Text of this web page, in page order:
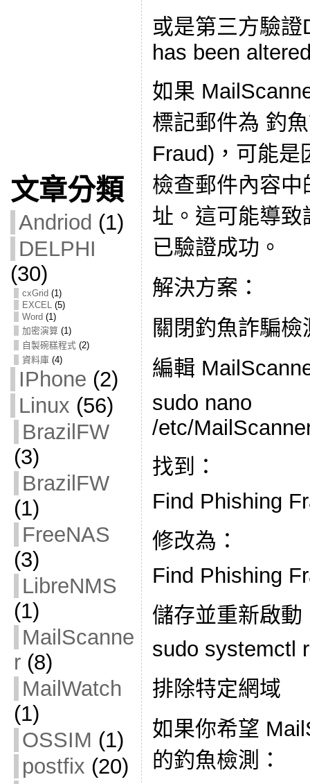
文章分類
Andriod (1)
DELPHI
(30)
cxGrid (1)
EXCEL(5)
Word (1)
加密演算(1)
自製碗糕程式(2)
資料庫(4)
IPhone (2)
Linux (56)
BrazilFW
(3)
BrazilFW
(1)
FreeNAS
(3)
LibreNMS
(1)
MailScanne
r(8)
MailWatch
(1)
OSSIM (1)
postfix (20)
或是第三方驗
has been
如果
標記郵件為 釣
Fraud)，可能是
檢查郵件內容
址。這可能導
已驗證成功。
解決方案：
關閉釣魚詐騙檢
編輯
sudo nano
/etc/
找到：
Find Phishing
修改為：
Find Phishing
儲存並重新啟
sudo systemctl
排除特定網域
如果你希望
的釣魚檢測：